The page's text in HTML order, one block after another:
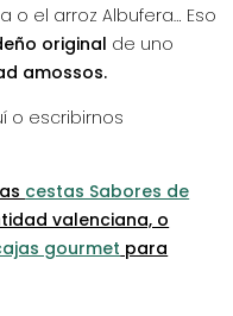
el arroz Albufera… Eso
original de uno
amossos.
o escribirnos
cestas Sabores de
valenciana, o
gourmet para